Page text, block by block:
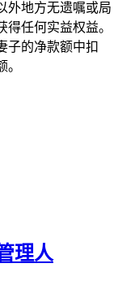
外地方无遗嘱或局
任何实益权益。
子的净款额中扣
理人